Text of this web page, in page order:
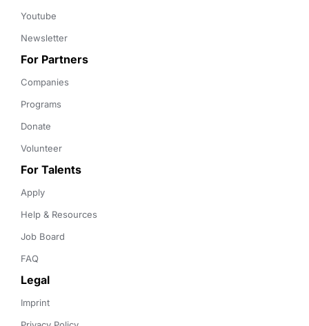
Youtube
Newsletter
For Partners
Companies
Programs
Donate
Volunteer
For Talents
Apply
Help & Resources
Job Board
FAQ
Legal
Imprint